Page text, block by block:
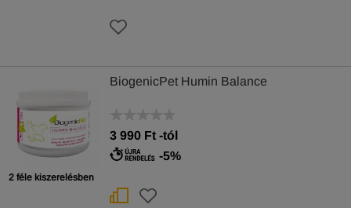
2 féle kiszerelésben
BiogenicPet Humin Balance
3 990 Ft -tól
-5%